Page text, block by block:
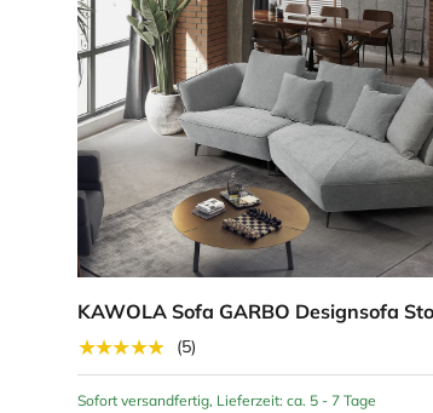
KAWOLA Sofa GARBO Designsofa
★★★★★
(5)
Sofort versandfertig, Lieferzeit: ca. 5 - 7 Tage